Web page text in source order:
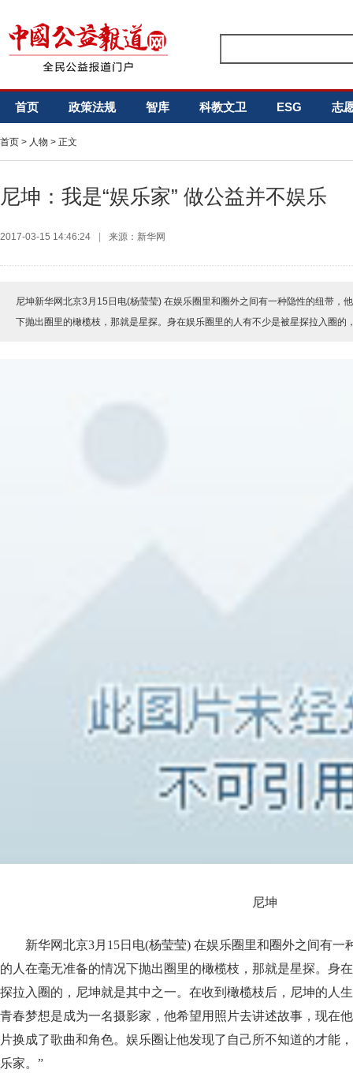
首页 政策法规 智库 科教文卫 ESG 志
首页 > 人物 > 正文
尼坤：我是“娱乐家” 做公益并不娱乐
2017-03-15 14:46:24 来源：新华网
尼坤新华网北京3月15日电(杨莹莹) 在娱乐圈里和圈外之间有一种隐性的纽带，
下抛出圈里的橄榄枝，那就是星探。身在娱乐圈里的人有不少是被星探拉入圈的
尼坤
新华网北京3月15日电(杨莹莹) 在娱乐圈里和圈外之间有一
的人在毫无准备的情况下抛出圈里的橄榄枝，那就是星探。身
探拉入圈的，尼坤就是其中之一。在收到橄榄枝后，尼坤的人
青春梦想是成为一名摄影家，他希望用照片去讲述故事，现在
片换成了歌曲和角色。娱乐圈让他发现了自己所不知道的才能
乐家。”